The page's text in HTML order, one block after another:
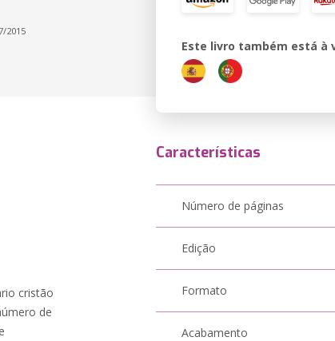
2015
Este livro também está à
cristão
de
Características
Número de páginas
Edição
Formato
Acabamento